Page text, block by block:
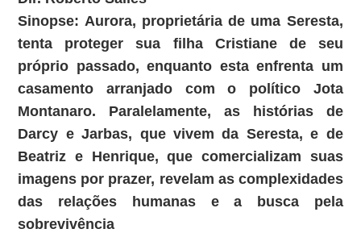
Sinopse: Aurora, proprietária de uma Seresta,
tenta proteger sua filha Cristiane de seu
próprio passado, enquanto esta enfrenta um
casamento arranjado com o político Jota
Montanaro. Paralelamente, as histórias de
Darcy e Jarbas, que vivem da Seresta, e de
Beatriz e Henrique, que comercializam suas
imagens por prazer, revelam as complexidades
das relações humanas e a busca pela
sobrevivência